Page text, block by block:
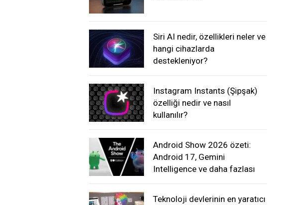
Siri AI nedir, özellikleri neler ve
hangi cihazlarda
destekleniyor?
Instagram Instants (Şipşak)
özelliği nedir ve nasıl
kullanılır?
Android Show 2026 özeti:
Android 17, Gemini
Intelligence ve daha fazlası
Teknoloji devlerinin en yaratıcı